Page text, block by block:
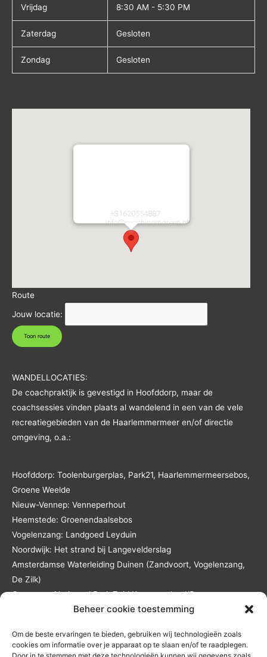
Beheer cookie toestemming
Om de beste ervaringen te bieden, gebruiken wij technologieën zoals
cookies om informatie over je apparaat op te slaan en/of te raadplegen.
Vrijdag 8:30 AM - 5:30 PM
Zaterdag Gesloten
Zondag Gesloten
+31620554887
E-mail:info@coachingingreen.nl
https://coachingingreen.nl/
Route
Jouw locatie:
WANDELLOCATIES:
De coachpraktijk is gevestigd in Hoofddorp, maar de
coachsessies vinden plaats al wandelend in een van de vele
recreatiegebieden van de Haarlemmermeer en/of directie
omgeving, o.a.:
Hoofddorp: Toolenburgerplas, Park21, Haarlemmermeersebos,
Groene Weelde
Nieuw-Vennep: Venneperhout
Heemstede: Groenendaalsebos
Vogelenzang: Landgoed Leyduin
Noordwijk: Het strand bij Langevelderslag
Amsterdamse Waterleiding Duinen (Zandvoort, Vogelenzang,
De Zilk)
Overveen: Nationaal Park Zuid Kennemerland/De
Kennemerduinen
Andere locaties in overleg en tegen reistijd- en
reiskostenvergoeding.